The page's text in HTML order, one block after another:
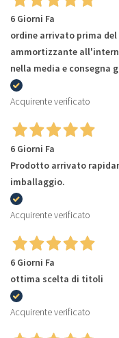
6 Giorni Fa
ordine arrivato prima
ammortizzante
nella media e consegna
Acquirente verificato
6 Giorni Fa
Prodotto arrivato
imballaggio.
Acquirente verificato
6 Giorni Fa
ottima scelta di titoli
Acquirente verificato